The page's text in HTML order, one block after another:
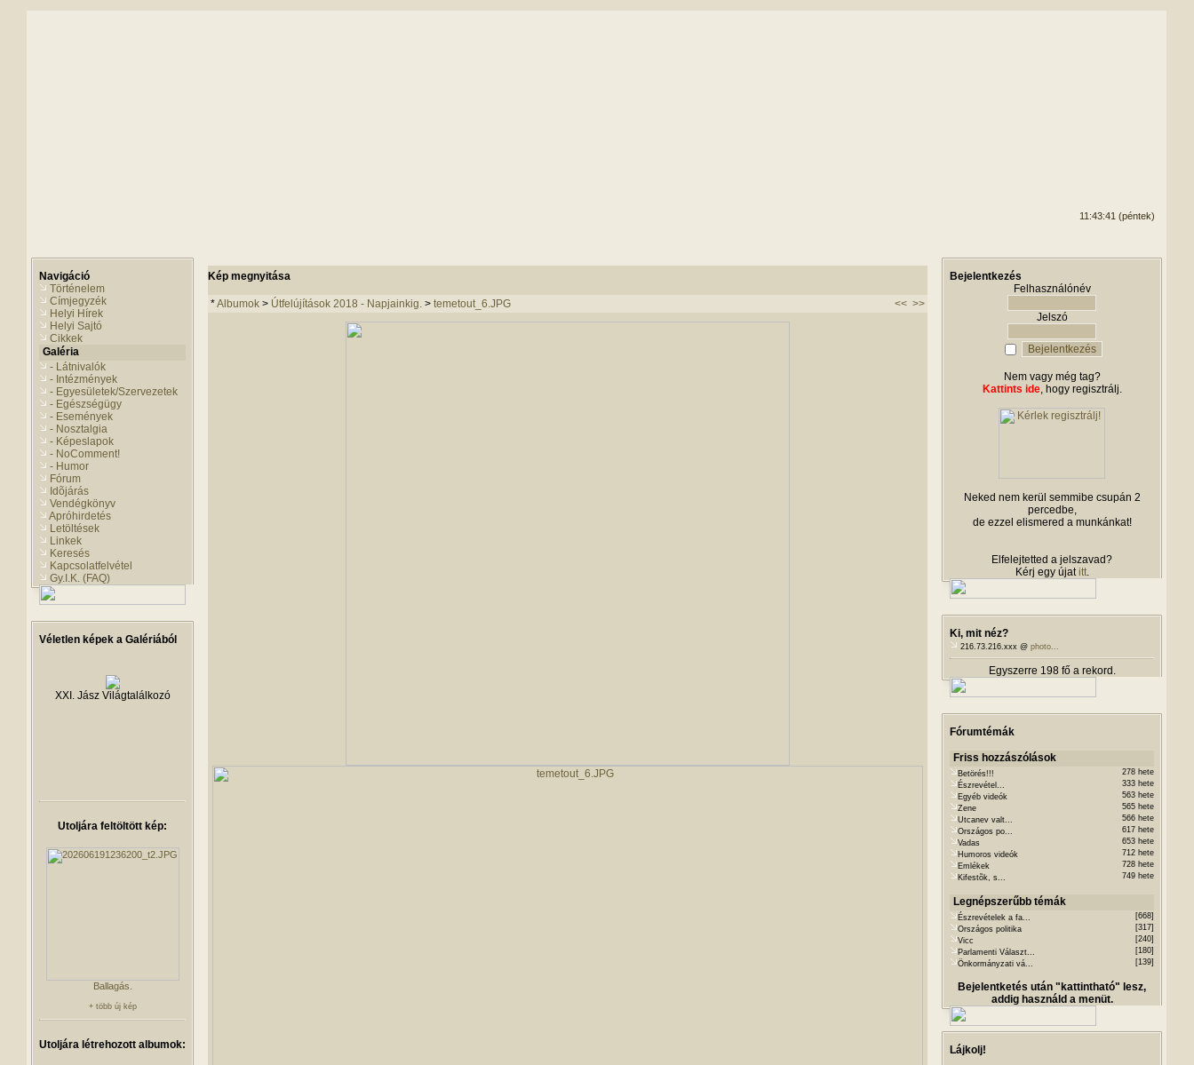
11:43:41 (péntek)
Navigáció
Történelem
Címjegyzék
Helyi Hírek
Helyi Sajtó
Cikkek
Galéria
- Látnivalók
- Intézmények
- Egyesületek/Szervezetek
- Egészségügy
- Események
- Nosztalgia
- Képeslapok
- NoComment!
- Humor
Fórum
Idõjárás
Vendégkönyv
Apróhirdetés
Letöltések
Linkek
Keresés
Kapcsolatfelvétel
Gy.I.K. (FAQ)
Véletlen képek a Galériából
XXI. Jász Világtalálkozó
Utoljára feltöltött kép:
Ballagás.
+ több új kép
Utoljára létrehozott albumok:
Kép megnyitása
*Albumok > Útfelújítások 2018 - Napjainkig. > temetout_6.JPG << >>
Bejelentkezés
Felhasználónév
Jelszó
Nem vagy még tag?
Kattints ide, hogy regisztrálj.
Neked nem kerül semmibe csupán 2
percedbe,
de ezzel elismered a munkánkat!
Elfelejtetted a jelszavad?
Kérj egy újatitt.
Ki, mit néz?
216.73.216.xxx @ photo...
Egyszerre 198 fő a rekord.
Fórumtémák
Friss hozzászólások
Betörés!!!
278 hete
Észrevétel...
333 hete
Egyéb videók
563 hete
Zene
565 hete
Utcanev valt...
566 hete
Országos po...
617 hete
Vadas
653 hete
Humoros videók
712 hete
Emlékek
728 hete
Kifestõk, s...
749 hete
Legnépszerűbb témák
Észrevételek a fa...
[668]
Országos politika
[317]
Vicc
[240]
Parlamenti Választ...
[180]
Önkormányzati vá...
[139]
Bejelentketés után "kattintható" lesz,
addig használd a menüt.
Lájkolj!